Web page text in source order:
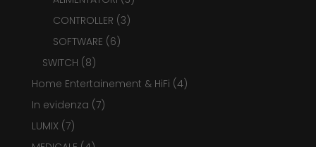
prodotti
CONTROLLER 33
SOFTWARE 66
SWITCH 88
prodotti
Home Entertainement & HiFi 44
In evidenza 77
LUMIX 77
prodotti